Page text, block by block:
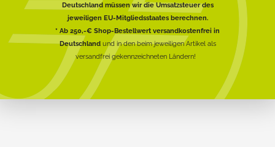
Deutschland müssen wir die Umsatzsteuer des
jeweiligen EU-Mitgliedsstaates berechnen.
* Ab 250,-€ Shop-Bestellwert versandkostenfrei in
Deutschlandund in den beim jeweiligen Artikel als
versandfrei gekennzeichneten Ländern!